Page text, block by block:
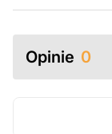
Opinie 0